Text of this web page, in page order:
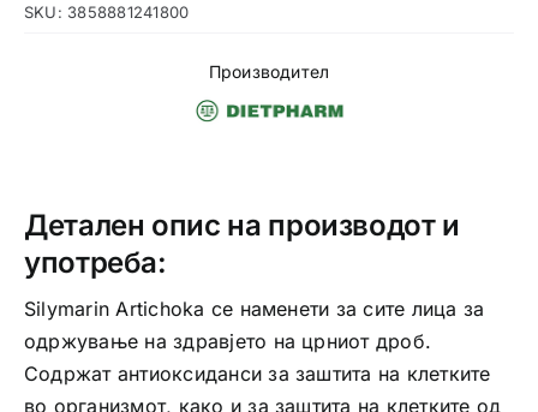
капсули
SKU: 3858881241800
Производител
Детален опис на производот и
употреба:
Silymarin Artichoka се наменети за сите лица за
одржување на здравјето на црниот дроб.
Содржат антиоксиданси за заштита на клетките
во организмот, како и за заштита на клетките од